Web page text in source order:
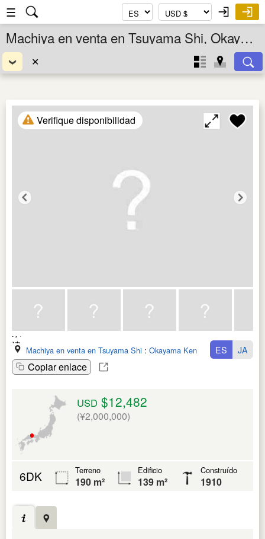
☰
Machiya en venta en Tsuyama Shi, Okayama Ken, Chugoku, Japón
✕
Verifique disponibilidad
Machiya en venta en Tsuyama Shi : Okayama Ken
Copiar enlace
ES JA
USD $12,482
(¥2,000,000)
6DK Terreno
190 m²
Edificio
139 m²
Construído
1910